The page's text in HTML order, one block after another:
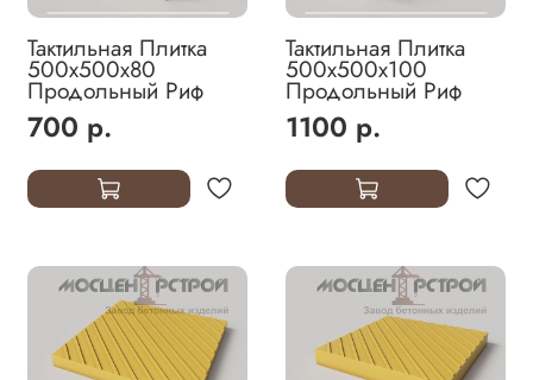
Тактильная Плитка
500х500х80
Продольный Риф
700 р.
Тактильная Плитка
500х500х100
Продольный Риф
1100 р.